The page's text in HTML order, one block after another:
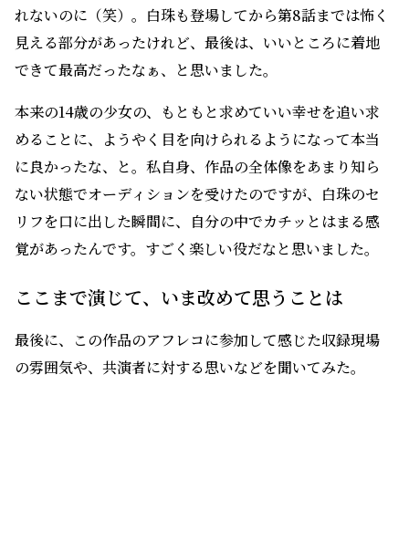
れないのに（笑）。白珠も登場してから第8話までは怖く
見える部分があったけれど、最後は、いいところに着地
できて最高だったなぁ、と思いました。
本来の14歳の少女の、もともと求めていい幸せを追い求
めることに、ようやく目を向けられるようになって本当
に良かったな、と。私自身、作品の全体像をあまり知ら
ない状態でオーディションを受けたのですが、白珠のセ
リフを口に出した瞬間に、自分の中でカチッとはまる感
覚があったんです。すごく楽しい役だなと思いました。
ここまで演じて、いま改めて思うことは
最後に、この作品のアフレコに参加して感じた収録現場
の雰囲気や、共演者に対する思いなどを聞いてみた。